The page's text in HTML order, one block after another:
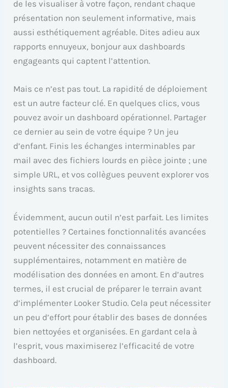
de les visualiser à votre façon, rendant chaque
présentation non seulement informative, mais
aussi esthétiquement agréable. Dites adieu aux
rapports ennuyeux, bonjour aux dashboards
engageants qui captent l’attention.
Mais ce n’est pas tout. La rapidité de déploiement
est un autre facteur clé. En quelques clics, vous
pouvez avoir un dashboard opérationnel. Partager
ce dernier au sein de votre équipe ? Un jeu
d’enfant. Finis les échanges interminables par
mail avec des fichiers lourds en pièce jointe ; une
simple URL, et vos collègues peuvent explorer vos
insights sans tracas.
Évidemment, aucun outil n’est parfait. Les limites
potentielles ? Certaines fonctionnalités avancées
peuvent nécessiter des connaissances
supplémentaires, notamment en matière de
modélisation des données en amont. En d’autres
termes, il est crucial de préparer le terrain avant
d’implémenter Looker Studio. Cela peut nécessiter
un peu d’effort pour établir des bases de données
bien nettoyées et organisées. En gardant cela à
l’esprit, vous maximiserez l’efficacité de votre
dashboard.